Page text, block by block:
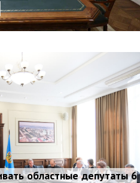
областные депутаты 6